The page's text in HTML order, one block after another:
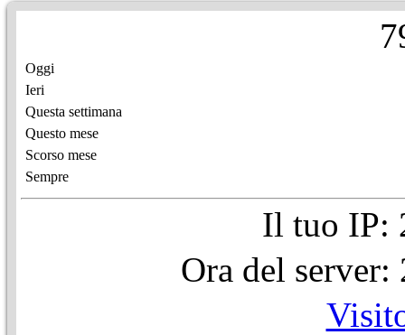
7
Oggi
Ieri
Questa settimana
Questo mese
Scorso mese
Sempre
Il tuo IP:
Ora del